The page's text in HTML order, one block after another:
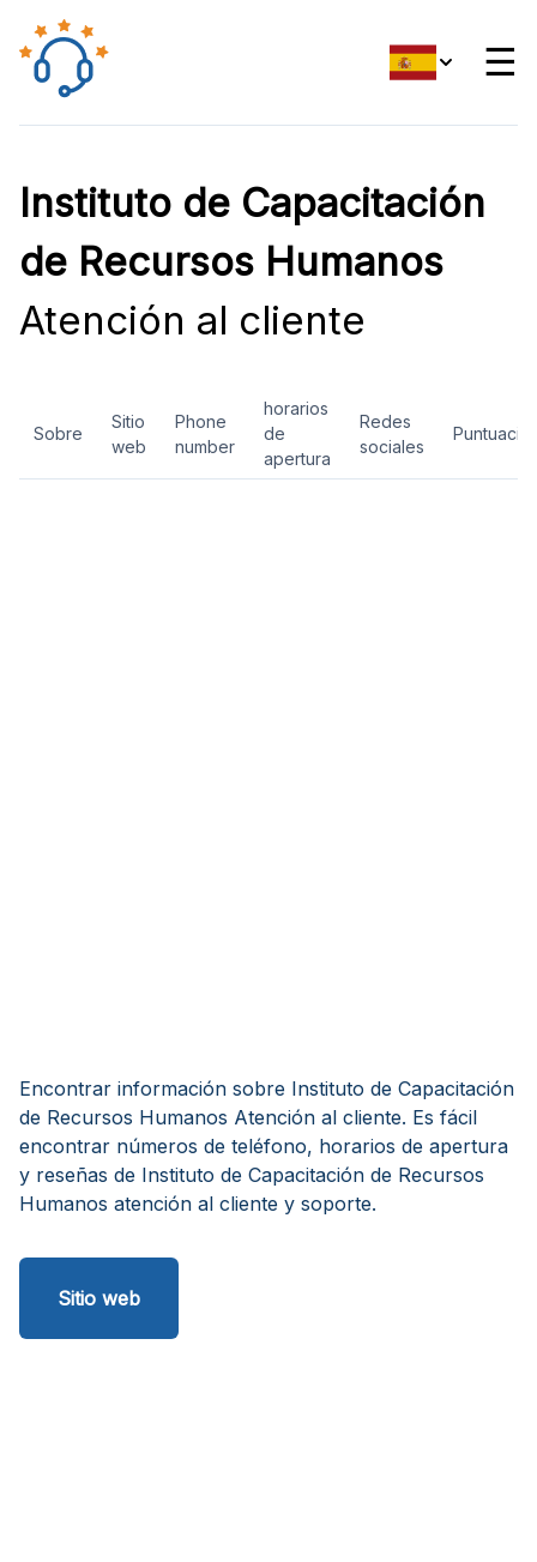
☰
Instituto de Capacitación
de Recursos Humanos
Atención al cliente
Sobre
Sitio
web
Phone
number
horarios
de
apertura
Redes
sociales
Encontrar información sobre Instituto de Capacitación
de Recursos Humanos Atención al cliente. Es fácil
encontrar números de teléfono, horarios de apertura
y reseñas de Instituto de Capacitación de Recursos
Humanos atención al cliente y soporte.
Sitio web